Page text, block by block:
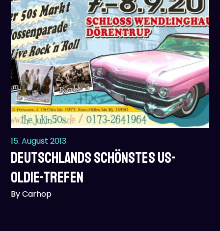
15. August 2013
Deutschlands schönstes US-
Oldie-Trefen
By Carhop